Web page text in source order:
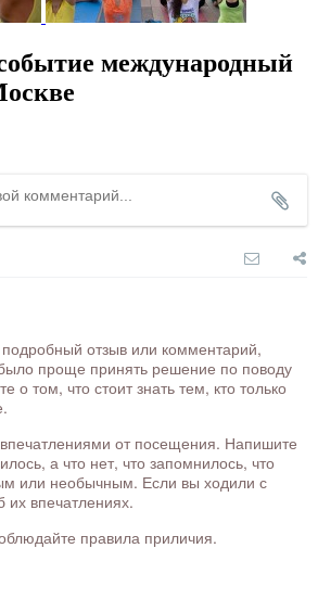
международный
подробный отзыв или комментарий,
проще принять решение по поводу
о том, что стоит знать тем, кто только
от посещения. Напишите
а что нет, что запомнилось, что
или необычным. Если вы ходили с
их впечатлениях.
правила приличия.